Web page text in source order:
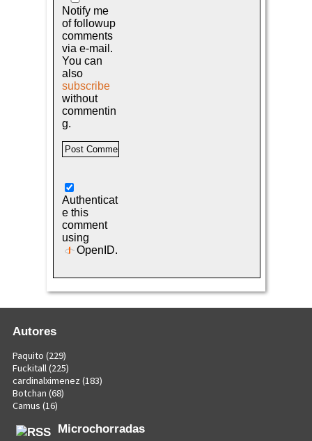
Notify me
of followup
comments
via e-mail.
You can
also
subscribe
without
commentin
g.
Authenticat
e this
comment
using
OpenID.
Autores
Paquito (229)
Fuckitall(225)
cardinalximenez (183)
Botchan (68)
Camus (16)
Microchorradas